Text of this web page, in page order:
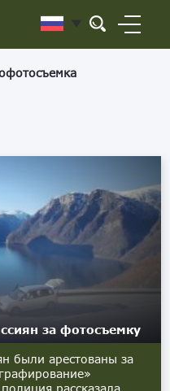
за фотосъемку
были арестованы за
рассказала,